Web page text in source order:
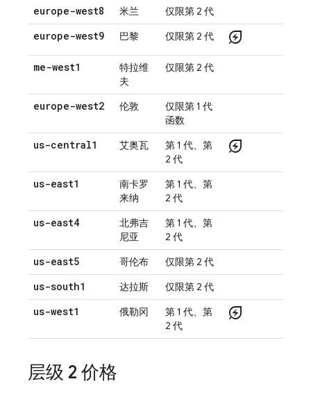
europe-west8 米兰 仅限第 2 代
europe-west9 巴黎 仅限第 2 代 energy_savings_leaf
me-west1
特拉维
夫
仅限第 2 代
europe-west2 伦敦
仅限第 1 代
函数
us-central1 艾奥瓦
第 1 代、第
2 代
energy_savings_leaf
us-east1
南卡罗
来纳
第 1 代、第
2 代
us-east4
北弗吉
尼亚
第 1 代、第
2 代
us-east5 哥伦布 仅限第 2 代
us-south1 达拉斯 仅限第 2 代
us-west1 俄勒冈
第 1 代、第
2 代
energy_savings_leaf
层级 2 价格